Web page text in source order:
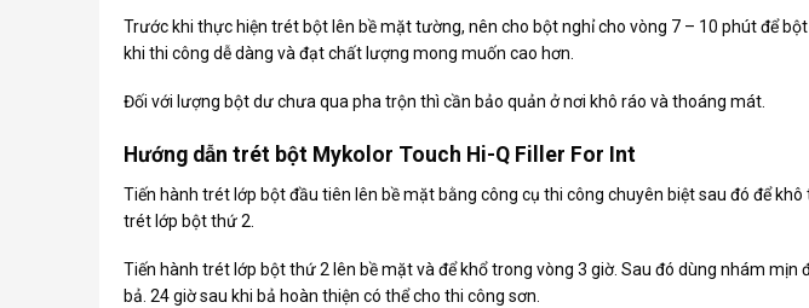
Trước khi thực hiện trét bột lên bề mặt tường, nên cho bột nghỉ cho vòng 7 – 10 phút để
khi thi công dễ dàng và đạt chất lượng mong muốn cao hơn.
Đối với lượng bột dư chưa qua pha trộn thì cần bảo quản ở nơi khô ráo và thoáng mát.
Hướng dẫn trét bột Mykolor Touch Hi-Q Filler For Int
Tiến hành trét lớp bột đầu tiên lên bề mặt bằng công cụ thi công chuyên biệt sau đó để
trét lớp bột thứ 2.
Tiến hành trét lớp bột thứ 2 lên bề mặt và để khổ trong vòng 3 giờ. Sau đó dùng nhám mịn
bả. 24 giờ sau khi bả hoàn thiện có thể cho thi công sơn.